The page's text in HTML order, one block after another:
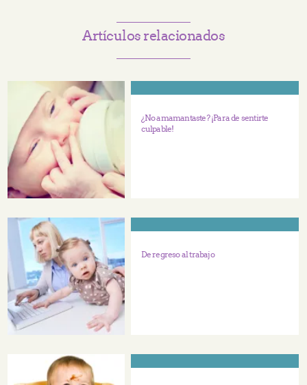
Artículos relacionados
¿No amamantaste? ¡Para de sentirte
culpable!
De regreso al trabajo